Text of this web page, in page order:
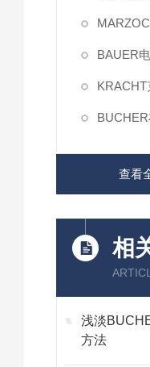
BAUER
KRACHT
查看
相
浅淡
方法